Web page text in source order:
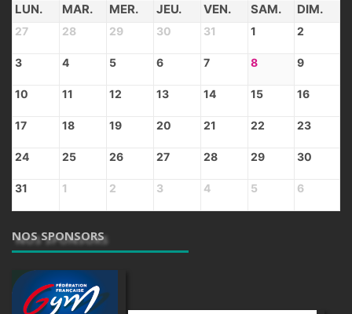
LUN. MAR. MER. JEU. VEN. SAM. DIM.
27 28 29 30 31 1 2
3 4 5 6 7 8 9
10 11 12 13 14 15 16
17 18 19 20 21 22 23
24 25 26 27 28 29 30
31 1 2 3 4 5 6
NOS SPONSORS